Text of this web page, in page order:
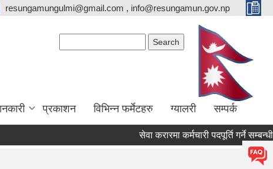
resungamungulmi@gmail.com , info@resungamun.gov.np
प्रकाशन विभिन्न फर्मेटहरु ग्यालरी सम्पर्क
सेवा करारमा कर्मचारी पदपूर्ति गर्ने सम्बन्धी